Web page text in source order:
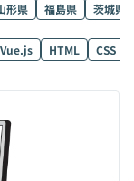
形県 福島県
茨城県
Vue.js HTML CSS